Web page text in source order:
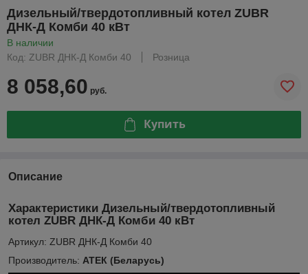
Дизельный/твердотопливный котел ZUBR
ДНК-Д Комби 40 кВт
В наличии
Код: ZUBR ДНК-Д Комби 40
Розница
8 058,60 руб.
Купить
Описание
Характеристики Дизельный/твердотопливный
котел ZUBR ДНК-Д Комби 40 кВт
Артикул: ZUBR ДНК-Д Комби 40
Производитель: АТЕК (Беларусь)